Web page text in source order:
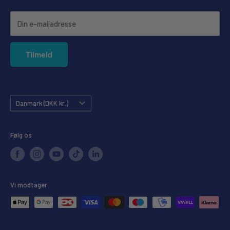
Annullering af ordre
Forudbestilling
Privatlivspolitik
Købsgaranti
Din e-mailadresse
Tilmeld
Land
Danmark (DKK kr.)
Følg os
Vi modtager